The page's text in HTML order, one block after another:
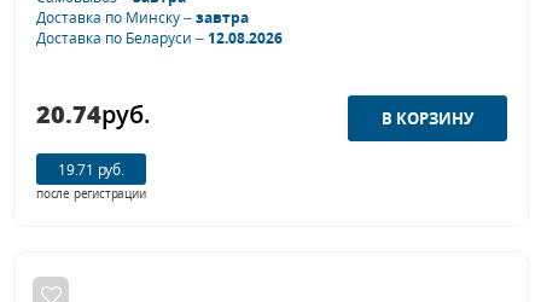
Доставка по Минску –завтра
Доставка по Беларуси –12.08.2026
20.74руб.
19.71 руб.
после регистрации